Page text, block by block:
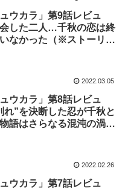
ュウカラ」第9話レビュ
した二人…千秋の恋は終
なかった（※ストーリー
2022.03.05
ュウカラ」第8話レビュ
れ”を決断した忍が千秋と
語はさらなる混沌の渦へ
2022.02.26
ュウカラ」第7話レビュ